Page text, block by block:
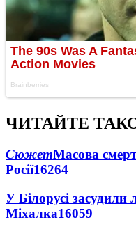
ЧИТАЙТЕ
СюжетМасова
Росії16264
У Білорусі засудили
Міхалка16059